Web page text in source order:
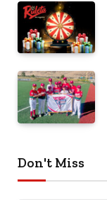
Don't Miss